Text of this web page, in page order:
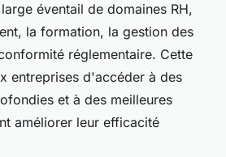
éventail de domaines RH,
la formation, la gestion des
réglementaire. Cette
entreprises d'accéder à des
et à des meilleures
améliorer leur efficacité